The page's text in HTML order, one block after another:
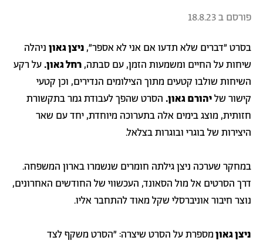
פורסם ב18.8.23
בסרט "דברים שלא תדעו אם אני לא אספר",ניצן גאון ניהלה
שיחות על החיים ומשמעות הזמן, עם סבתה,רחל גאון. על רקע
השיחות שולבו קטעים מתוך הצילומים הנדירים, וכן קטעי
קישור שליהורם גאון. הסרט שהפך לעבודת גמר בתקשורת
חזותית, מוצג בימים אלה בתערוכה מיוחדת, יחד עם שאר
היצירות של בוגרי ובוגרות בצלאל.
במחקר שערכה ניצן גילתה חומרים שנשמרו בארון המשפחה.
דרך הסרטים אל מול הסאונד, העכשווי של החודשים האחרונים,
נוצר חיבור אוניברסלי שקל מאוד להתחבר אליו.
ניצן גאוןמספרת על הסרט שיצרה: "הסרט משקף לצד